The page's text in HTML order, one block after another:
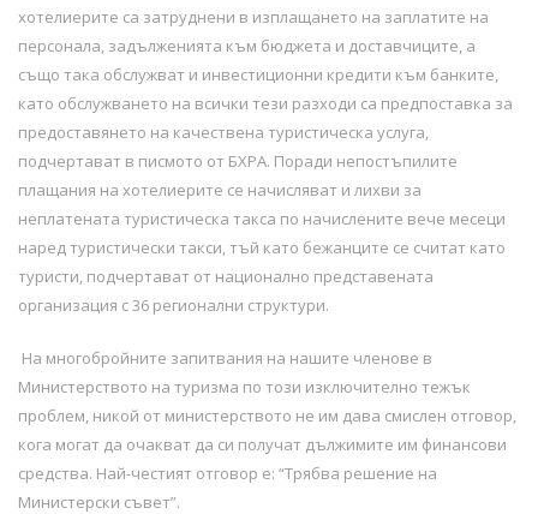
хотелиерите са затруднени в изплащането на заплатите на
персонала, задълженията към бюджета и доставчиците, а
също така обслужват и инвестиционни кредити към банките,
като обслужването на всички тези разходи са предпоставка за
предоставянето на качествена туристическа услуга,
подчертават в писмото от БХРА. Поради непостъпилите
плащания на хотелиерите се начисляват и лихви за
неплатената туристическа такса по начислените вече месеци
наред туристически такси, тъй като бежанците се считат като
туристи, подчертават от национално представената
организация с 36 регионални структури.
На многобройните запитвания на нашите членове в
Министерството на туризма по този изключително тежък
проблем, никой от министерството не им дава смислен отговор,
кога могат да очакват да си получат дължимите им финансови
средства. Най-честият отговор е: “Трябва решение на
Министерски съвет”.